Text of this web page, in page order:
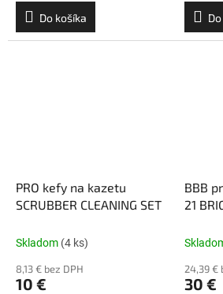
Do košíka
PRO kefy na kazetu
SCRUBBER CLEANING SET
Skladom (4 ks)
8,13 € bez DPH
10 €
BBB
21
24,39 €
30 €